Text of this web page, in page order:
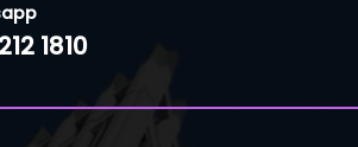
1810